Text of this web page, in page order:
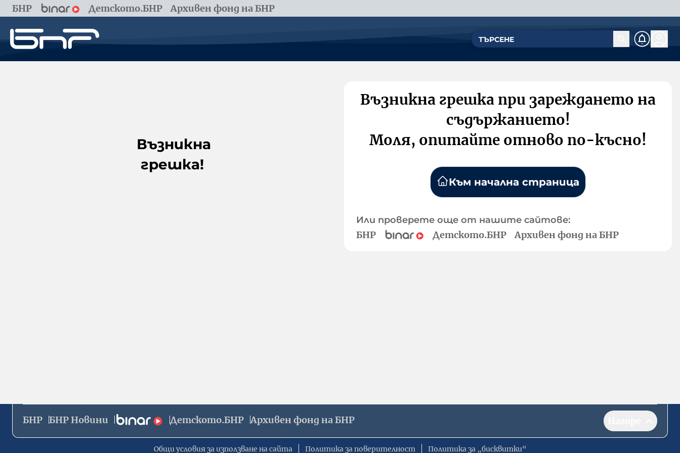
БНР Детското.БНР Архивен фонд на БНР
Възникна
грешка!
Възникна грешка при зареждането на
съдържанието!
Моля, опитайте отново по-късно!
Към начална страница
Или проверете още от нашите сайтове:
БНР Детското.БНР Архивен фонд на БНР
БНР БНР Новини Детското.БНР Архивен фонд на БНР
Общи условия за използване на сайта Политика за поверителност Политика за „бисквитки“